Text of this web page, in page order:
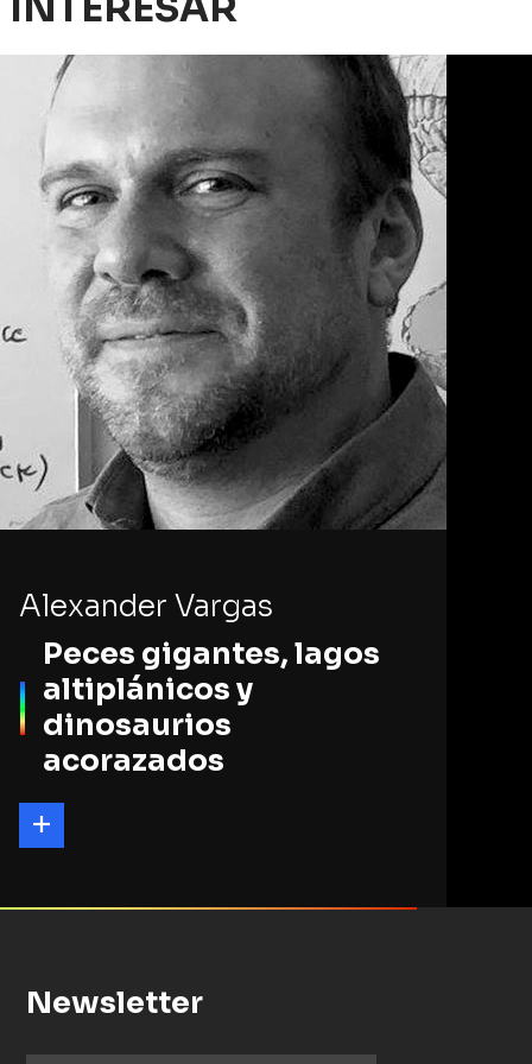
Alexander Vargas
Peces gigantes, lagos
altiplánicos y
dinosaurios
acorazados
Newsletter